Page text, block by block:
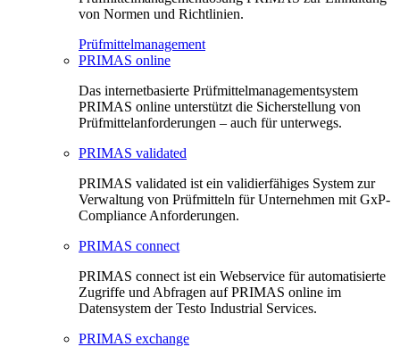
von Normen und Richtlinien.
Prüfmittelmanagement
PRIMAS online
Das internetbasierte Prüfmittelmanagementsystem
PRIMAS online unterstützt die Sicherstellung von
Prüfmittelanforderungen – auch für unterwegs.
PRIMAS validated
PRIMAS validated ist ein validierfähiges System zur
Verwaltung von Prüfmitteln für Unternehmen mit GxP-
Compliance Anforderungen.
PRIMAS connect
PRIMAS connect ist ein Webservice für automatisierte
Zugriffe und Abfragen auf PRIMAS online im
Datensystem der Testo Industrial Services.
PRIMAS exchange